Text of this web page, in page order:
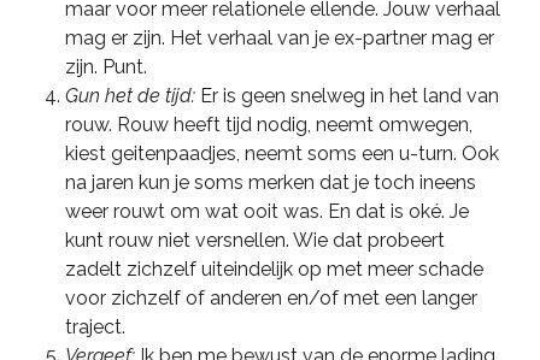
maar voor meer relationele ellende. Jouw verhaal
mag er zijn. Het verhaal van je ex-partner mag er
zijn. Punt.
Gun het de tijd: Er is geen snelweg in het land van
rouw. Rouw heeft tijd nodig, neemt omwegen,
kiest geitenpaadjes, neemt soms een u-turn. Ook
na jaren kun je soms merken dat je toch ineens
weer rouwt om wat ooit was. En dat is oké. Je
kunt rouw niet versnellen. Wie dat probeert
zadelt zichzelf uiteindelijk op met meer schade
voor zichzelf of anderen en/of met een langer
traject.
Vergeef: Ik ben me bewust van de enorme lading